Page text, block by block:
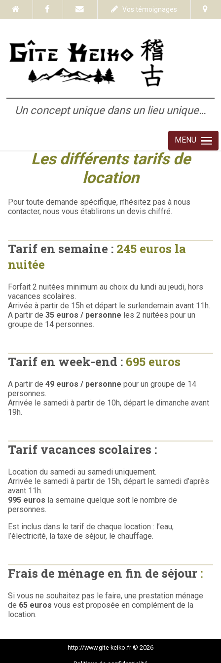
Vos témoignages
Un concept unique dans un lieu unique…
MENU
Les différents tarifs de
location
Pour toute demande spécifique, n’hésitez pas à nous
contacter, nous vous établirons un devis chiffré.
Tarif en semaine : 245 euros la
nuitée
Forfait 2 nuitées minimum au choix du lundi au jeudi, hors
vacances scolaires.
Arrivée à partir de 15h et départ le surlendemain avant 11h.
A partir de 35 euros / personne les 2 nuitées pour un
groupe de 14 personnes.
Tarif en week-end : 695 euros
A partir de 49 euros / personne pour un groupe de 14
personnes.
Arrivée le samedi à partir de 10h, départ le dimanche avant
19h.
Tarif vacances scolaires :
Location du samedi au samedi uniquement.
Arrivée le samedi à partir de 15h, départ le samedi d’après
avant 11h.
995 euros la semaine quelque soit le nombre de
personnes.
Est inclus dans le tarif de chaque location : l’eau,
l’électricité, la taxe de séjour, le chauffage.
Frais de ménage en fin de séjour :
Si vous ne souhaitez pas le faire, une prestation ménage
de 65 euros vous est proposée en complément de la
location.
http://www.gite-keiko.fr © 2026